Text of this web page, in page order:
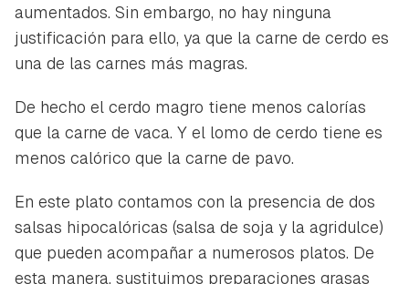
aumentados. Sin embargo, no hay ninguna
justificación para ello, ya que la carne de cerdo es
una de las carnes más magras.
De hecho el cerdo magro tiene menos calorías
que la carne de vaca. Y el lomo de cerdo tiene es
menos calórico que la carne de pavo.
En este plato contamos con la presencia de dos
salsas hipocalóricas (salsa de soja y la agridulce)
que pueden acompañar a numerosos platos. De
esta manera, sustituimos preparaciones grasas